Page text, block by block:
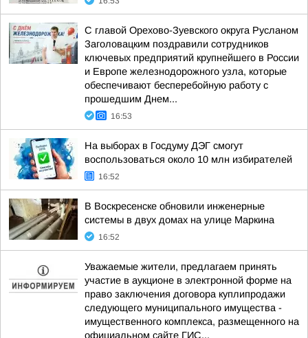
С главой Орехово-Зуевского округа Русланом
Заголовацким поздравили сотрудников
ключевых предприятий крупнейшего в России
и Европе железнодорожного узла, которые
обеспечивают бесперебойную работу с
прошедшим Днем...
16:53
На выборах в Госдуму ДЭГ смогут
воспользоваться около 10 млн избирателей
16:52
В Воскресенске обновили инженерные
системы в двух домах на улице Маркина
16:52
Уважаемые жители, предлагаем принять
участие в аукционе в электронной форме на
право заключения договора куплипродажи
следующего муниципального имущества -
имущественного комплекса, размещенного на
официальном сайте ГИС...